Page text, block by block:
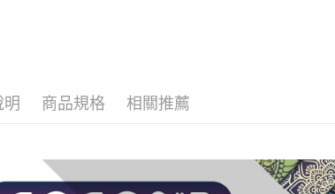
明 商品規格 相關推薦